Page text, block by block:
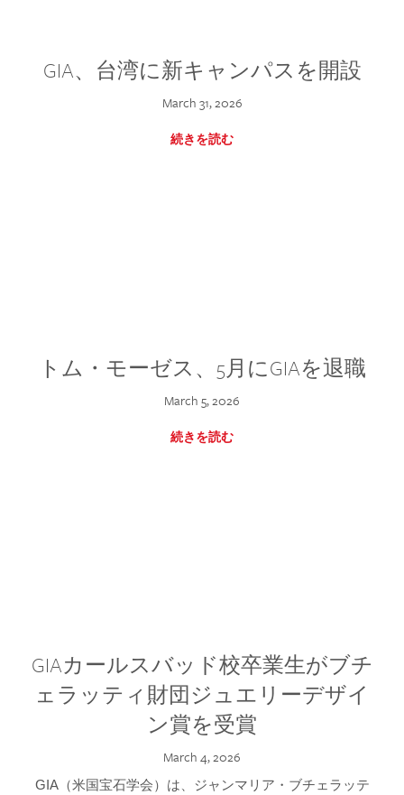
GIA、台湾に新キャンパスを開設
March 31, 2026
続きを読む
トム・モーゼス、5月にGIAを退職
March 5, 2026
続きを読む
GIAカールスバッド校卒業生がブチ
ェラッティ財団ジュエリーデザイ
ン賞を受賞
March 4, 2026
GIA（米国宝石学会）は、ジャンマリア・ブチェラッテ